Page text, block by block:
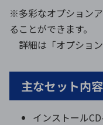
※多彩なオプション
ることができます。
詳細は「オプショ
主なセット内容
インストール